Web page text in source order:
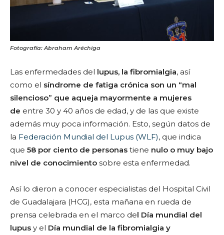
Fotografía: Abraham Aréchiga
Las enfermedades del lupus, la fibromialgia, así
como el síndrome de fatiga crónica son un “mal
silencioso” que aqueja mayormente a mujeres
de entre 30 y 40 años de edad, y de las que existe
además muy poca información. Esto, según datos de
la Federación Mundial del Lupus (WLF), que indica
que 58 por ciento de personas tiene nulo o muy bajo
nivel de conocimiento sobre esta enfermedad.
Así lo dieron a conocer especialistas del Hospital Civil
de Guadalajara (HCG), esta mañana en rueda de
prensa celebrada en el marco del Día mundial del
lupus y el Día mundial de la fibromialgia y